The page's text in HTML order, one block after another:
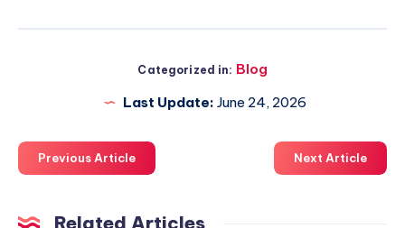
Categorized in: Blog
Last Update: June 24, 2026
Previous Article Next Article
Related Articles